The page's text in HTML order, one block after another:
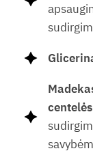
centelės